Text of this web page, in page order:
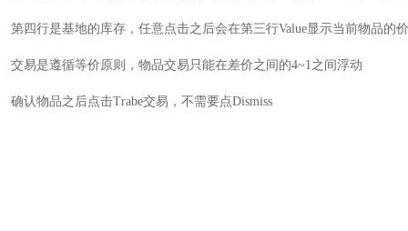
第四行是基地的库存，任意点击之后会在第三行Value显示当前物品的
交易是遵循等价原则，物品交易只能在差价之间的4~1之间浮动
确认物品之后点击Trabe交易，不需要点Dismiss